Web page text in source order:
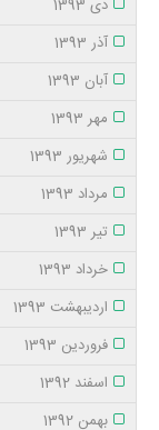
دی 1393
آذر 1393
آبان 1393
مهر 1393
شهریور 1393
مرداد 1393
تیر 1393
خرداد 1393
اردیبهشت 1393
فروردین 1393
اسفند 1392
بهمن 1392